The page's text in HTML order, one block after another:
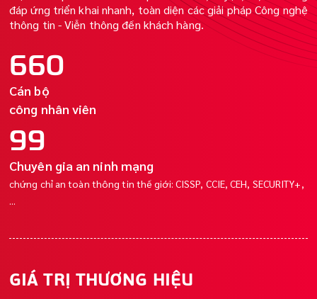
đáp ứng triển khai nhanh, toàn diện các giải pháp Công nghệ
thông tin - Viễn thông đến khách hàng.
850
Cán bộ
công nhân viên
128
Chuyên gia an ninh mạng
chứng chỉ an toàn thông tin thế giới: CISSP, CCIE, CEH, SECURITY+,
...
GIÁ TRỊ THƯƠNG HIỆU